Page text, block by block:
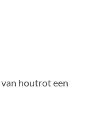
houtrot een